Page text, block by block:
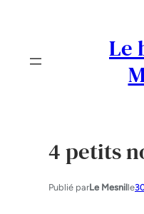
contenu
Le
4 petits
Publié parLe Mesnille